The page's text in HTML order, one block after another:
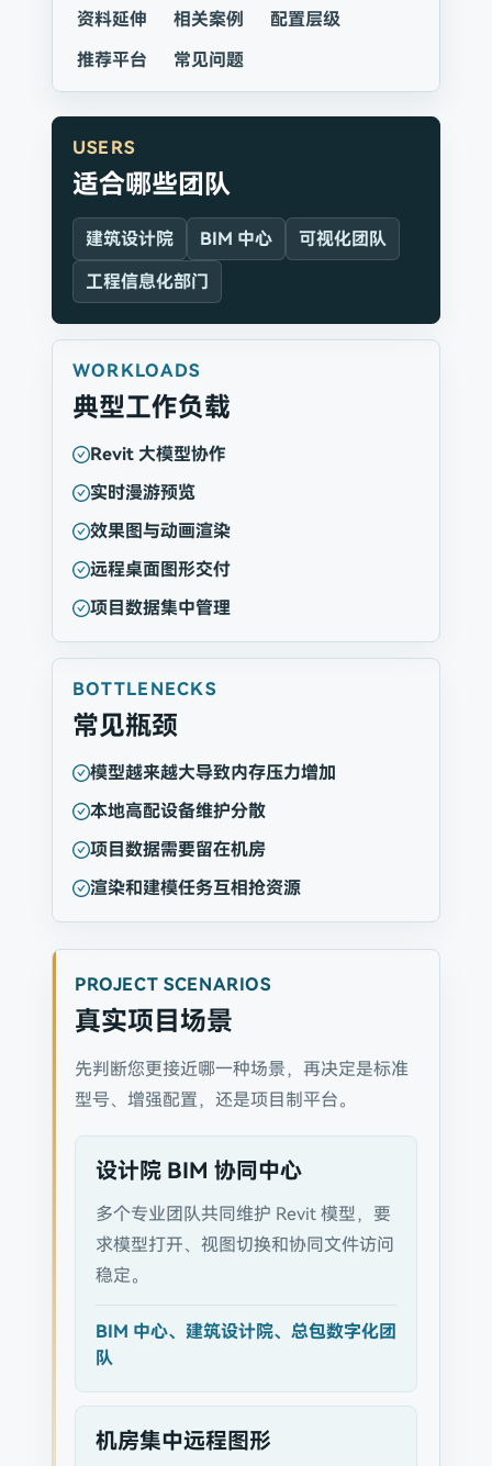
资料延伸
相关案例
配置层级
推荐平台
常见问题
USERS
适合哪些团队
建筑设计院 BIM 中心 可视化团队
工程信息化部门
WORKLOADS
典型工作负载
Revit 大模型协作
实时漫游预览
效果图与动画渲染
远程桌面图形交付
项目数据集中管理
BOTTLENECKS
常见瓶颈
模型越来越大导致内存压力增加
本地高配设备维护分散
项目数据需要留在机房
渲染和建模任务互相抢资源
PROJECT SCENARIOS
真实项目场景
先判断您更接近哪一种场景，再决定是标准
型号、增强配置，还是项目制平台。
设计院 BIM 协同中心
多个专业团队共同维护 Revit 模型，要
求模型打开、视图切换和协同文件访问
稳定。
BIM 中心、建筑设计院、总包数字化团
队
机房集中远程图形